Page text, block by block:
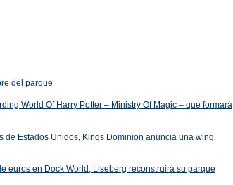
del parque
World Of Harry Potter – Ministry Of Magic – que formará
Estados Unidos, Kings Dominion anuncia una wing
euros en Dock World, Liseberg reconstruirá su parque